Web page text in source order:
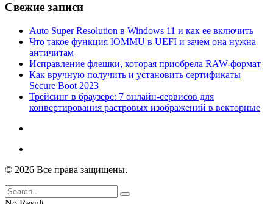
Свежие записи
Auto Super Resolution в Windows 11 и как ее включить
Что такое функция IOMMU в UEFI и зачем она нужна
античитам
Исправление флешки, которая приобрела RAW-формат
Как вручную получить и установить сертификаты
Secure Boot 2023
Трейсинг в браузере: 7 онлайн-сервисов для
конвертирования растровых изображений в векторные
© 2026 Все права защищены.